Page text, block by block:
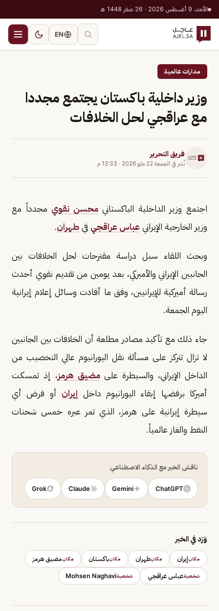
الأحد، 9 أغسطس 2026 · 26 صفر 1448 هـ
EN
مدارات عالمية
وزير داخلية باكستان يجتمع مجددا
مع عراقجي لحل الخلافات
فريق التحرير
نُشر في الجمعة 22 مايو 2026 · 12:33 م
اجتمع وزير الداخلية الباكستانيمحسن نقوي مجدداً مع
وزير الخارجية الإيراني عباس عراقجي في طهران.
وبحث اللقاء سبل دراسة مقترحات لحل الخلافات بين
الجانبين الإيراني والأميركي، بعد يومين من تقديم نقوي أحدث
رسالة أميركية للإيرانيين، وفق ما أفادت وسائل إعلام إيرانية
اليوم الجمعة.
جاء ذلك مع تأكيد مصادر مطلعة أن الخلافات بين الجانبين
لا تزال تتركز على مسألة نقل اليورانيوم عالي التخصيب من
الداخل الإيراني، والسيطرة علىمضيق هرمز، إذ تمسكت
أميركا برفضها إبقاء اليورانيوم داخل إيران أو فرض أي
سيطرة إيرانية على هرمز، الذي تمر عبره خمس شحنات
النفط والغاز عالمياً.
ناقش الخبر مع الذكاء الاصطناعي
ChatGPT
Gemini
Claude
Grok
وَرَد في الخبر
مكانإيران مكانطهران مكانباكستان مكانمضيق هرمز
شخصيةعباس عراقجي شخصيةMohsen Naghavi